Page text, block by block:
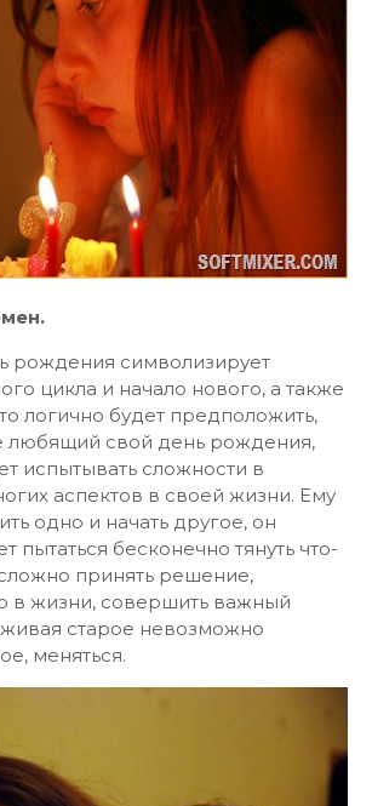
рождения символизирует
цикла и начало нового, а также
логично будет предположить,
любящий свой день рождения,
испытывать сложности в
аспектов в своей жизни. Ему
одно и начать другое, он
пытаться бесконечно тянуть что-
принять решение,
в жизни, совершить важный
старое невозможно
меняться.